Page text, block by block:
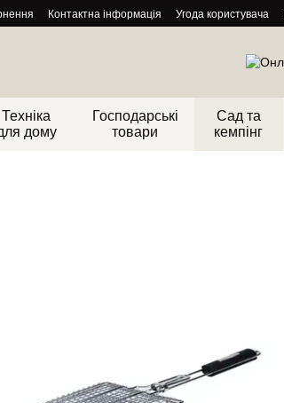
Контактна інформація Угода користувача
Техніка
дому
Господарські
товари
Сад та
кемпінг